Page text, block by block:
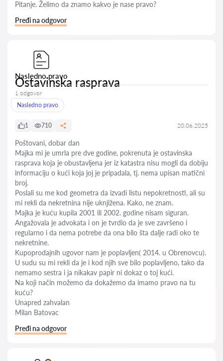
Pitanje. Želimo da znamo kakvo je nase pravo?
Pređi na odgovor
Nasledno pravo
Ostavinska rasprava
1 odgovor
Nasledno pravo
1 710 20.06.2025
Poštovani, dobar dan
Majka mi je umrla pre dve godine, pokrenuta je ostavinska
rasprava koja je obustavljena jer iz katastra nisu mogli da dobiju
informaciju o kući koja joj je pripadala, tj. nema upisan matični
broj.
Poslali su me kod geometra da izvadi listu nepokretnosti, ali su
mi rekli da nekretnina nije uknjižena. Kako, ne znam.
Majka je kuću kupila 2001 ili 2002. godine nisam siguran.
Angažovala je advokata i on je tvrdio da je sve završeno i
regularno i da nema potrebe da ona bilo šta dalje radi oko te
nekretnine.
Kupoprodajnih ugovor nam je poplavljen( 2014. u Obrenovcu).
U sudu su mi rekli da je i kod njih sve bilo poplavljeno, tako da
nemamo sestra i ja nikakav papir ni dokaz o toj kući.
Na koji način možemo da dokažemo da imamo pravo na tu
kuću?
Unapred zahvalan
Milan Batovac
Pređi na odgovor